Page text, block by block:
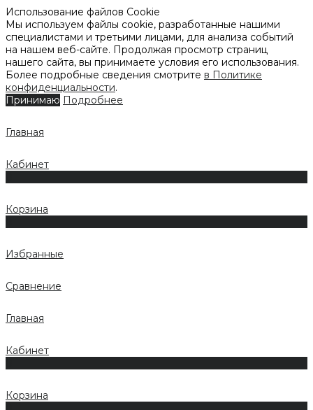
Использование файлов Cookie
Мы используем файлы cookie, разработанные нашими
специалистами и третьими лицами, для анализа событий
на нашем веб-сайте. Продолжая просмотр страниц
нашего сайта, вы принимаете условия его использования.
Более подробные сведения смотрите в Политике
конфиденциальности.
Принимаю Подробнее
Главная
Кабинет
Корзина
Избранные
Сравнение
Главная
Кабинет
Корзина